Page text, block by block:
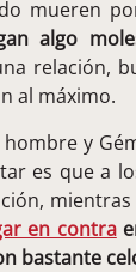
mueren
algo
relación,
al máximo.
y
es que a
en contra
bastante